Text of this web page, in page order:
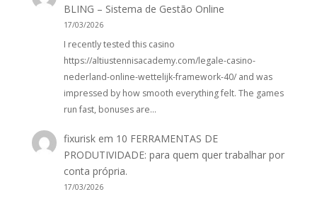
BLING – Sistema de Gestão Online
17/03/2026
I recently tested this casino
https://altiustennisacademy.com/legale-casino-
nederland-online-wettelijk-framework-40/ and was
impressed by how smooth everything felt. The games
run fast, bonuses are…
fixurisk em 10 FERRAMENTAS DE
PRODUTIVIDADE: para quem quer trabalhar por
conta própria.
17/03/2026